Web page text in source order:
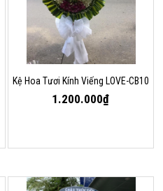
Kệ Hoa Tươi Kính Viếng LOVE-CB10
1.200.000₫